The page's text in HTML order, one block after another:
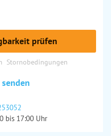
prüfen
Stornobedingungen
bis 17:00 Uhr